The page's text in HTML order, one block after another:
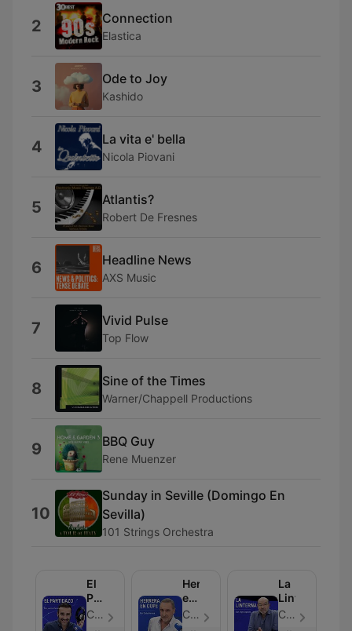
2 Connection
Elastica
3 Ode to Joy
Kashido
4 La vita e' bella
Nicola Piovani
5 Atlantis?
Robert De Fresnes
6 Headline News
AXS Music
7 Vivid Pulse
Top Flow
8 Sine of the Times
Warner/Chappell Productions
9 BBQ Guy
Rene Muenzer
10
Sunday in Seville (Domingo En
Sevilla)
101 Strings Orchestra
El
Partidazo
de
COPE
COPE - Episodio 33
Herrera
en
COPE
COPE - Episodio 49
La
Linterna
COPE - Episodio 40